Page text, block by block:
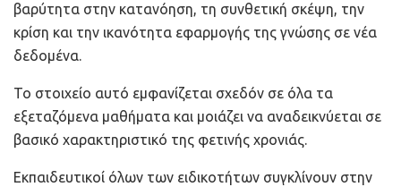
βαρύτητα στην κατανόηση, τη συνθετική σκέψη, την
κρίση και την ικανότητα εφαρμογής της γνώσης σε νέα
δεδομένα.
Το στοιχείο αυτό εμφανίζεται σχεδόν σε όλα τα
εξεταζόμενα μαθήματα και μοιάζει να αναδεικνύεται σε
βασικό χαρακτηριστικό της φετινής χρονιάς.
Εκπαιδευτικοί όλων των ειδικοτήτων συγκλίνουν στην